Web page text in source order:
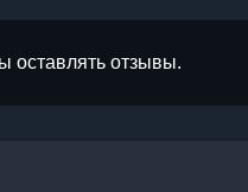
оставлять отзывы.